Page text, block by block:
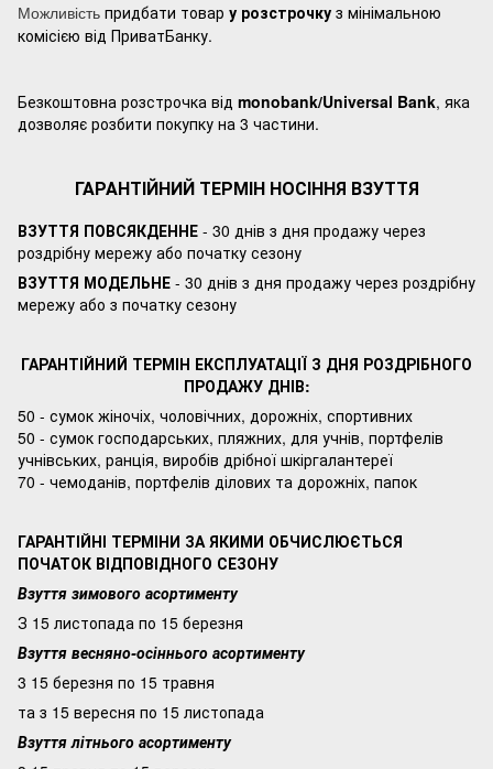
Можливість придбати товар у розстрочку з мінімальною
комісією від ПриватБанку.
Безкоштовна розстрочка від monobank/Universal Bank, яка
дозволяє розбити покупку на 3 частини.
ГАРАНТІЙНИЙ ТЕРМІН НОСІННЯ ВЗУТТЯ
ВЗУТТЯ ПОВСЯКДЕННЕ - 30 днів з дня продажу через
роздрібну мережу або початку сезону
ВЗУТТЯ МОДЕЛЬНЕ - 30 днів з дня продажу через роздрібну
мережу або з початку сезону
ГАРАНТІЙНИЙ ТЕРМІН ЕКСПЛУАТАЦІЇ З ДНЯ РОЗДРІБНОГО
ПРОДАЖУ ДНІВ:
50 - сумок жіночіх, чоловічних, дорожніх, спортивних
50 - сумок господарських, пляжних, для учнів, портфелів
учнівських, ранція, виробів дрібної шкіргалантереї
70 - чемоданів, портфелів ділових та дорожніх, папок
ГАРАНТІЙНІ ТЕРМІНИ ЗА ЯКИМИ ОБЧИСЛЮЄТЬСЯ
ПОЧАТОК ВІДПОВІДНОГО СЕЗОНУ
Взуття зимового асортименту
З 15 листопада по 15 березня
Взуття весняно-осіннього асортименту
3 15 березня по 15 травня
та з 15 вересня по 15 листопада
Взуття літнього асортименту